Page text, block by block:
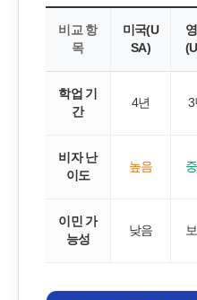
비교 항
목
미국(U
SA)
학업 기
간
4년 3
비자 난
이도
높음
이민 가
능성
낮음